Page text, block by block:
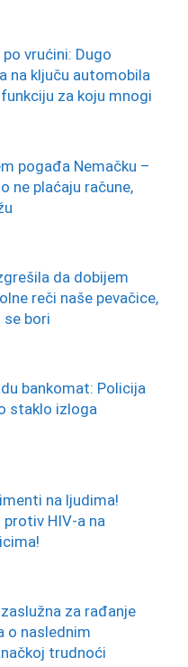
vrućini: Dugo
na ključu automobila
za koju mnogi
pogađa Nemačku –
ne plaćaju račune,
da dobijem
reči naše pevačice,
se bori
bankomat: Policija
staklo izloga
na ljudima!
HIV-a na
za rađanje
o naslednim
trudnoći